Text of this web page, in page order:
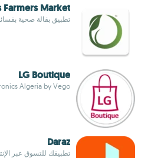
Farmers Market
تطبيق بقالة صحية
LG Boutique
Algeria by Vego
Daraz
تطبيقك للتسوق عبر